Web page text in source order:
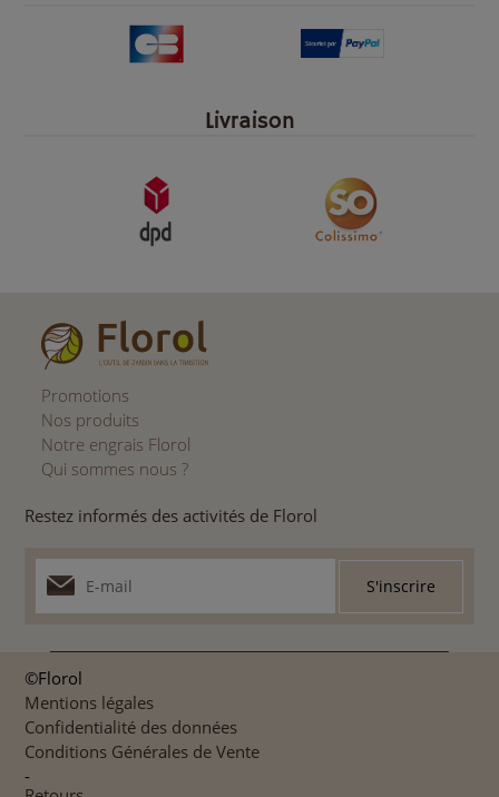
Livraison
Promotions
Nos produits
Notre engrais Florol
Qui sommes nous ?
Restez informés des activités de Florol
©Florol
Mentions légales
Confidentialité des données
Conditions Générales de Vente
-